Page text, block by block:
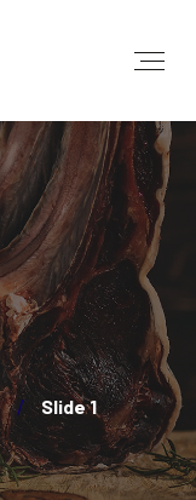
Slide 1